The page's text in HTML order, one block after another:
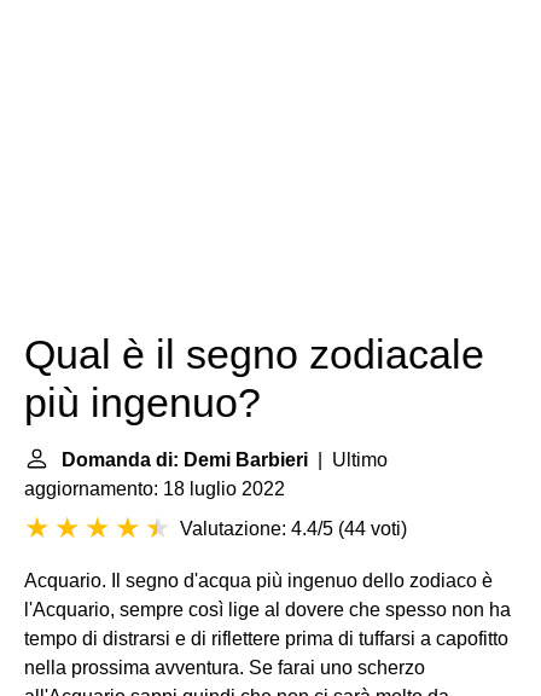
Qual è il segno zodiacale
più ingenuo?
Domanda di: Demi Barbieri | Ultimo
aggiornamento: 18 luglio 2022
Valutazione: 4.4/5 (44 voti)
Acquario. Il segno d'acqua più ingenuo dello zodiaco è
l'Acquario, sempre così lige al dovere che spesso non ha
tempo di distrarsi e di riflettere prima di tuffarsi a capofitto
nella prossima avventura. Se farai uno scherzo